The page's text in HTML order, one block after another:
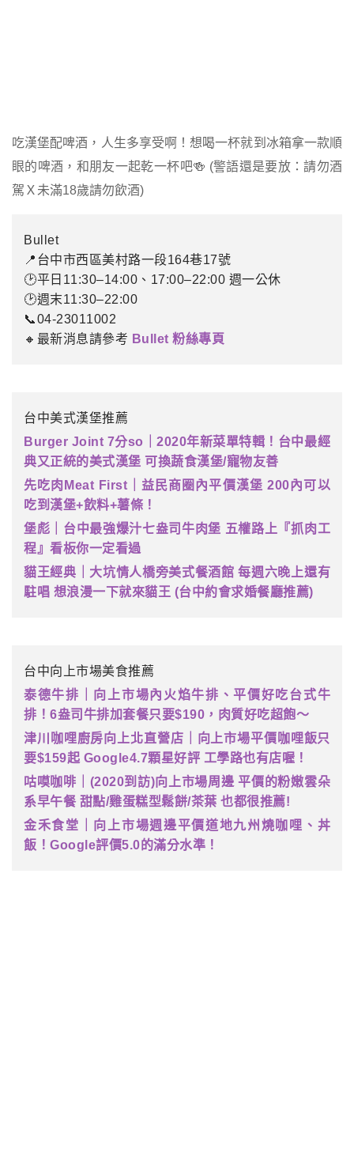
吃漢堡配啤酒，人生多享受啊！想喝一杯就到冰箱拿一款順
眼的啤酒，和朋友一起乾一杯吧🍻 (警語還是要放：請勿酒
駕Ｘ未滿18歲請勿飲酒)
Bullet
📍台中市西區美村路一段164巷17號
🕑平日11:30–14:00、17:00–22:00 週一公休
🕑週末11:30–22:00
📞04-23011002
🔸最新消息請參考 Bullet 粉絲專頁
台中美式漢堡推薦
Burger Joint 7分so｜2020年新菜單特輯！台中最經
典又正統的美式漢堡 可換蔬食漢堡/寵物友善
先吃肉Meat First｜益民商圈內平價漢堡 200內可以
吃到漢堡+飲料+薯條！
堡彪｜台中最強爆汁七盎司牛肉堡 五權路上『抓肉工
程』看板你一定看過
貓王經典｜大坑情人橋旁美式餐酒館 每週六晚上還有
駐唱 想浪漫一下就來貓王 (台中約會求婚餐廳推薦)
台中向上市場美食推薦
泰德牛排｜向上市場內火焰牛排、平價好吃台式牛
排！6盎司牛排加套餐只要$190，肉質好吃超飽～
津川咖哩廚房向上北直營店｜向上市場平價咖哩飯只
要$159起 Google4.7顆星好評 工學路也有店喔！
咕嗼咖啡｜(2020到訪)向上市場周邊 平價的粉嫩雲朵
系早午餐 甜點/雞蛋糕型鬆餅/茶葉 也都很推薦!
金禾食堂｜向上市場週邊平價道地九州燒咖哩、丼
飯！Google評價5.0的滿分水準！